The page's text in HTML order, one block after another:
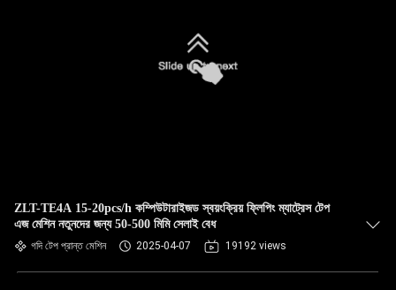
ZLT-TE4A 15-20pcs/h কম্পিউটারাইজড স্বয়ংক্রিয় ফ্লিপিং ম্যাট্রেস টেপ
এজ মেশিন নতুনদের জন্য 50-500 মিমি সেলাই বেধ
গদি টেপ প্রান্ত মেশিন 2025-04-07 19192 views